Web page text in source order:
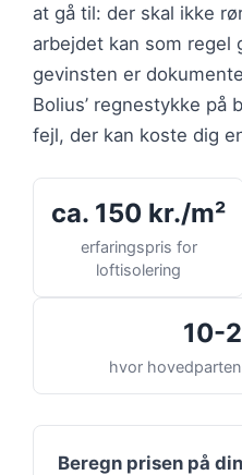
at gå til: der skal ikke
arbejdet kan som regel
gevinsten er
Bolius’ regnestykke
fejl, der kan koste dig
ca. 150 kr./m²
erfaringspris for
loftisolering
10-
hvor
Beregn prisen på